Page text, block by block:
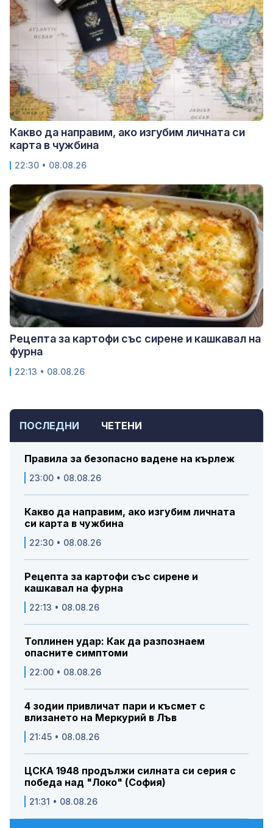
ПОСЛЕДНИ ЧЕТЕНИ
Правила за безопасно вадене на кърлеж
23:00 • 08.08.26
Какво да направим, ако изгубим личната
си карта в чужбина
22:30 • 08.08.26
Рецепта за картофи със сирене и
кашкавал на фурна
22:13 • 08.08.26
Топлинен удар: Как да разпознаем
опасните симптоми
22:00 • 08.08.26
4 зодии привличат пари и късмет с
влизането на Меркурий в Лъв
21:45 • 08.08.26
ЦСКА 1948 продължи силната си серия с
победа над "Локо" (София)
21:31 • 08.08.26
Какво да направим, ако изгубим личната си
карта в чужбина
22:30 • 08.08.26
Рецепта за картофи със сирене и кашкавал на
фурна
22:13 • 08.08.26